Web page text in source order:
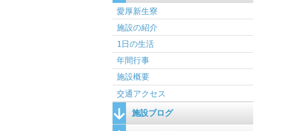
愛厚新生寮
施設の紹介
1日の生活
年間行事
施設概要
交通アクセス
施設ブログ